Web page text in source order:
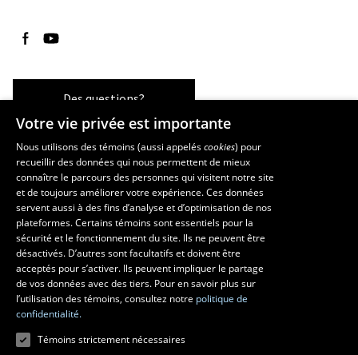
Suivez-nous sur Facebook
Suivez-nous sur YouTube
Des questions?
Les écoles et la recherche
École d’architecture
École d’art
École supérieure d’aménagement du territoire et de développement
régional
Centre de recherche en aménagement et développement
Votre vie privée est importante
Nous utilisons des témoins (aussi appeléscookies) pour
recueillir des données qui nous permettent de mieux
connaître le parcours des personnes qui visitent notre site
et de toujours améliorer votre expérience. Ces données
servent aussi à des fins d’analyse et d’optimisation de nos
plateformes. Certains témoins sont essentiels pour la
sécurité et le fonctionnement du site. Ils ne peuvent être
désactivés. D’autres sont facultatifs et doivent être
acceptés pour s’activer. Ils peuvent impliquer le partage
de vos données avec des tiers. Pour en savoir plus sur
l’utilisation des témoins, consultez notre politique de
confidentialité.
Témoins strictement nécessaires